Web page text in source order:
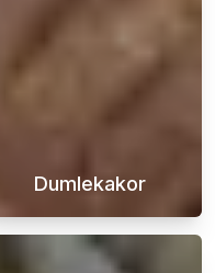
kan baka
Dumlekakor
Njut av den